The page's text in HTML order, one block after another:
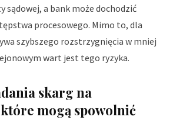
sądowej, a bank może dochodzić
procesowego. Mimo to, dla
szybszego rozstrzygnięcia w mniej
wart jest tego ryzyka.
skarg na
mogą spowolnić